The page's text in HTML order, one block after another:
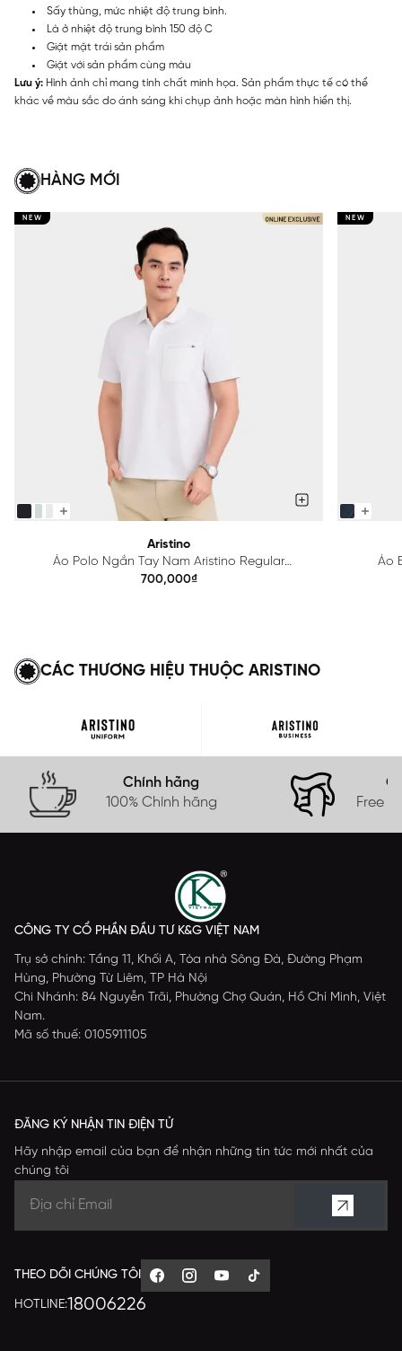
Sấy thùng, mức nhiệt độ trung bình.
Là ở nhiệt độ trung bình 150 độ C
Giặt mặt trái sản phẩm
Giặt với sản phẩm cùng màu
Lưu ý: Hình ảnh chỉ mang tính chất minh họa. Sản phẩm thực tế có thể
khác về màu sắc do ánh sáng khi chụp ảnh hoặc màn hình hiển thị.
HÀNG MỚI
NEW
Aristino
Áo Polo Ngắn Tay Nam Aristino Regular
APS615EDP01
700,000₫
NEW
Áo
CÁC THƯƠNG HIỆU THUỘC ARISTINO
Chính hãng
100% Chính hãng
Free
CÔNG TY CỔ PHẦN ĐẦU TƯ K&G VIỆT NAM
Trụ sở chính: Tầng 11, Khối A, Tòa nhà Sông Đà, Đường Phạm
Hùng, Phường Từ Liêm, TP Hà Nội
Chi Nhánh: 84 Nguyễn Trãi, Phường Chợ Quán, Hồ Chí Minh, Việt
Nam.
Mã số thuế: 0105911105
ĐĂNG KÝ NHẬN TIN ĐIỆN TỬ
Hãy nhập email của bạn để nhận những tin tức mới nhất của
chúng tôi
THEO DÕI CHÚNG TÔI
HOTLINE:18006226